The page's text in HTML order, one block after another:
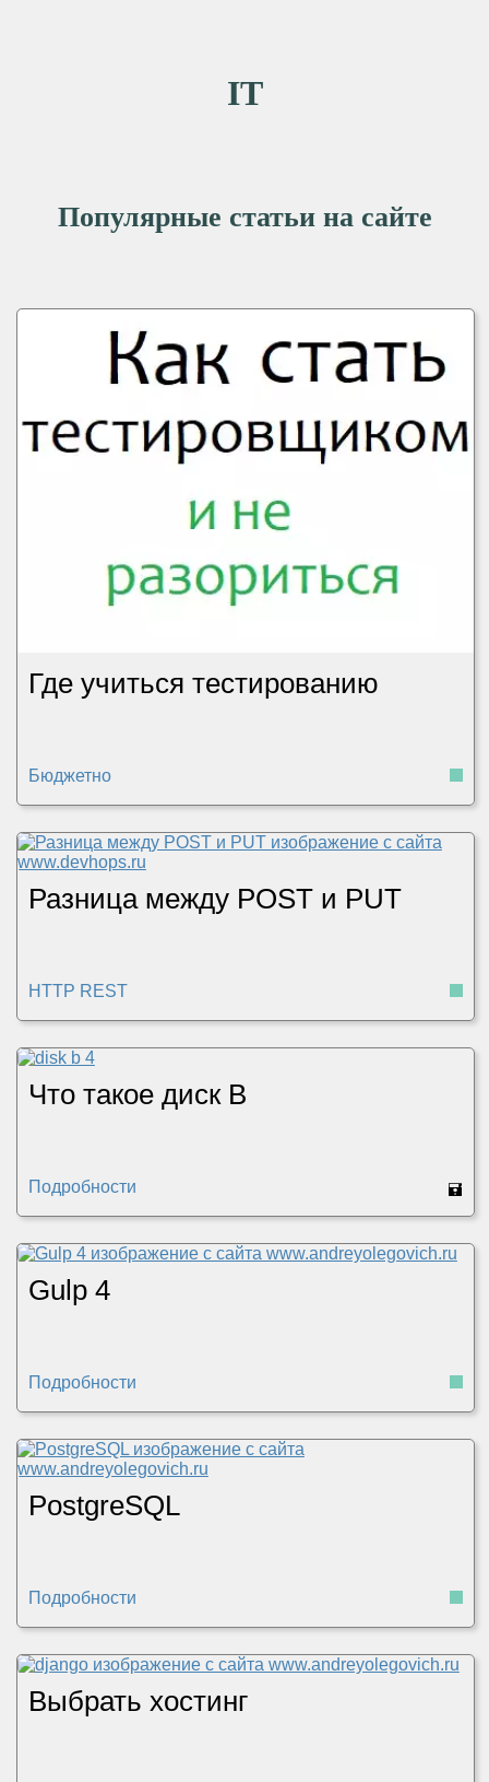
IT
Популярные статьи на сайте
Где учиться тестированию
Бюджетно
Разница между POST и PUT
HTTP REST
Что такое диск B
Подробности 🖬
Gulp 4
Подробности
PostgreSQL
Подробности
Выбрать хостинг